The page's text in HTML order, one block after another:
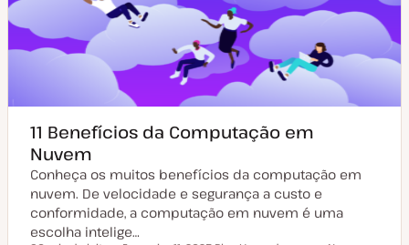
a
l
ç
ã
o
i
11 Benefícios da Computação em
Nuvem
Conheça os muitos benefícios da computação em
nuvem. De velocidade e segurança a custo e
conformidade, a computação em nuvem é uma
escolha intelige…